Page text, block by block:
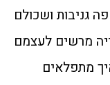
גניבות ושכולם
מרשים לעצמם
מתפלאים